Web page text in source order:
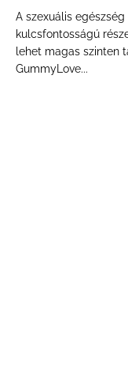
A szexuális
kulcsfontosságú
lehet magas szinten
GummyLove...